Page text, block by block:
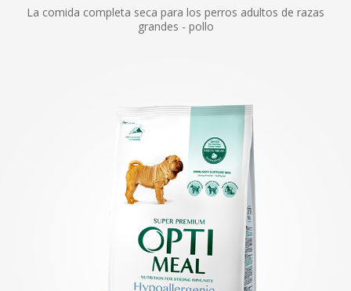
La comida completa seca para los perros adultos de razas
grandes - pollo